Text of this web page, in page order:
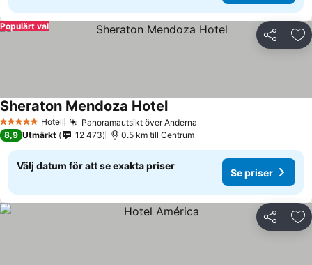
Dela
Populärt val
5 Stjärnor Hotell Panoramautsikt över Anderna
Sheraton Mendoza HotelSe priser
8,9 Utmärkt 12 473 0.5 km till Centrum
Välj datum för att se exakta priser
Se priser
Dela